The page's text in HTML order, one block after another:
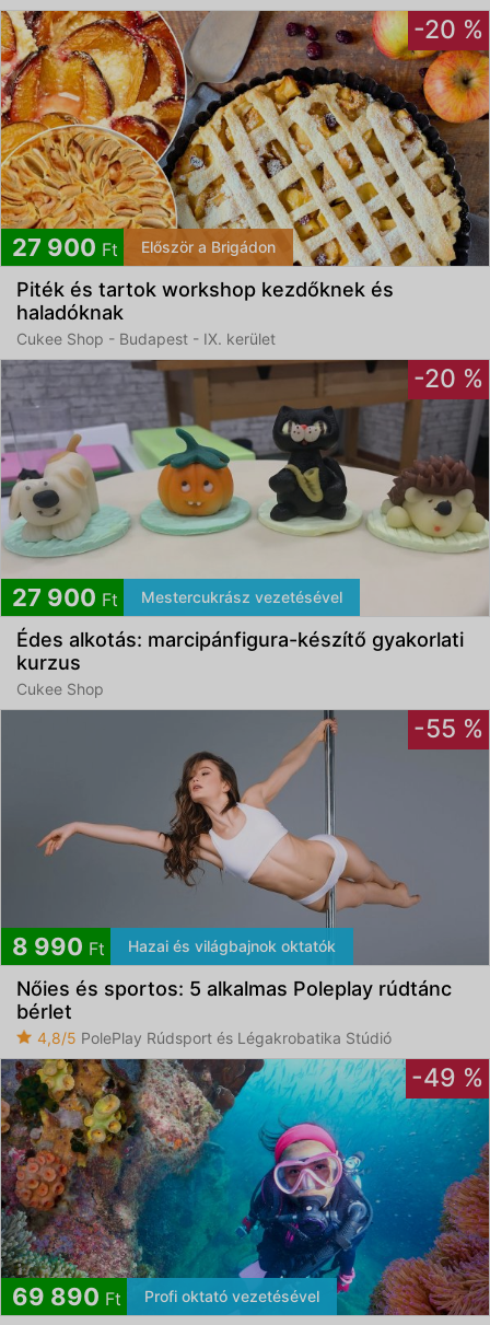
-20 %
27 900 Ft Először a Brigádon
Piték és tartok workshop kezdőknek és
haladóknak
Cukee Shop - Budapest - IX. kerület
-20 %
27 900 Ft Mestercukrász vezetésével
Édes alkotás: marcipánfigura-készítő gyakorlati
kurzus
Cukee Shop
-55 %
8 990 Ft Hazai és világbajnok oktatók
Nőies és sportos: 5 alkalmas Poleplay rúdtánc
bérlet
4,8/5 PolePlay Rúdsport és Légakrobatika Stúdió
-49 %
69 890 Ft Profi oktató vezetésével